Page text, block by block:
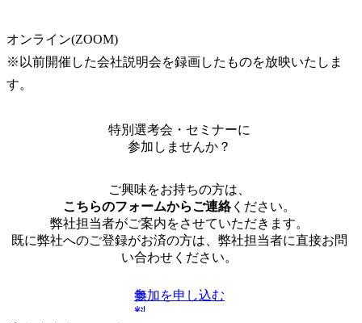
オンライン(ZOOM)
※以前開催した会社説明会を録画したものを放映いたしま
す。
特別選考会・セミナーに
参加しませんか？
ご興味をお持ちの方は、
こちらのフォームからご連絡ください。
弊社担当者がご案内をさせていただきます。
既に弊社へのご登録がお済の方は、弊社担当者に直接お問
い合わせください。
無
料
参加を申し込む